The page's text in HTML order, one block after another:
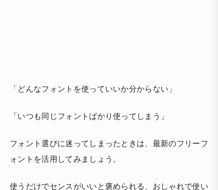
「どんなフォントを使っていいか分からない」
「いつも同じフォントばかり使ってしまう」
フォント選びに迷ってしまったときは、最新のフリーフ
ォントを活用してみましょう。
使うだけでセンスがいいと褒められる、おしゃれで使い